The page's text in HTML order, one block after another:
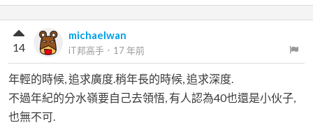
michaelwan
iT邦高手 ． 17 年前
14
年輕的時候, 追求廣度.稍年長的時候, 追求深度.
不過年紀的分水嶺要自己去領悟, 有人認為40也還是小伙子,
也無不可.